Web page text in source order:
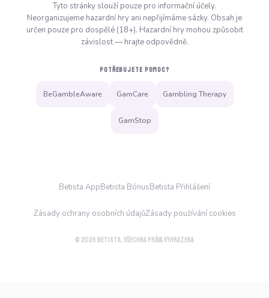
Tyto stránky slouží pouze pro informační účely.
Neorganizujeme hazardní hry ani nepřijímáme sázky. Obsah je
určen pouze pro dospělé (18+). Hazardní hry mohou způsobit
závislost — hrajte odpovědně.
POTŘEBUJETE POMOC?
BeGambleAware GamCare Gambling Therapy
GamStop
Betista AppBetista BónusBetista Přihlášení
Zásady ochrany osobních údajůZásady používání cookies
© 2026 Betista. Všechna práva vyhrazena